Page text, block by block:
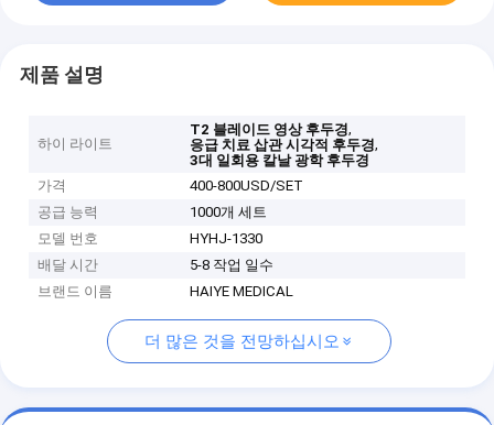
제품 설명
하이 라이트
T2 블레이드 영상 후두경,
응급 치료 삽관 시각적 후두경,
3대 일회용 칼날 광학 후두경
가격
400-800USD/SET
공급 능력
1000개 세트
모델 번호
HYHJ-1330
배달 시간
5-8 작업 일수
브랜드 이름
HAIYE MEDICAL
더 많은 것을 전망하십시오